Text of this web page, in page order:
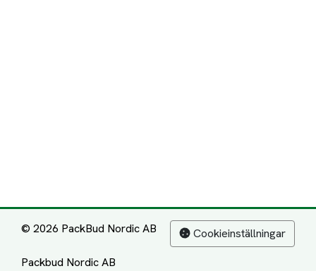
© 2026 PackBud Nordic AB
Packbud Nordic AB
Cookieinställningar